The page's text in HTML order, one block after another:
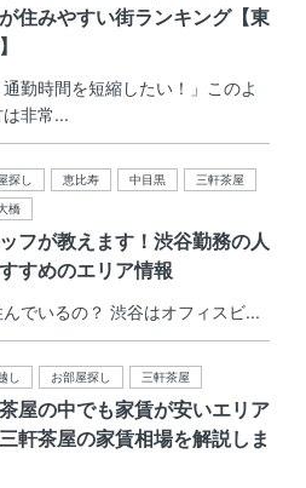
住みやすい街ランキング【東
勤時間を短縮したい！」このよ
非常...
探し 恵比寿 中目黒
三軒茶屋
橋
フが教えます！渋谷勤務の人
すめのエリア情報
でいるの？ 渋谷はオフィスビ...
し お部屋探し 三軒茶屋
屋の中でも家賃が安いエリア
軒茶屋の家賃相場を解説しま